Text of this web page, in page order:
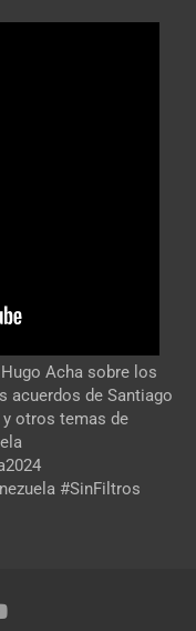
Acha sobre los
acuerdos de Santiago
y otros temas de
#SinFiltros